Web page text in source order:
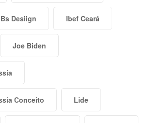
Desiign Ibef Ceará
Joe Biden
Conceito Lide